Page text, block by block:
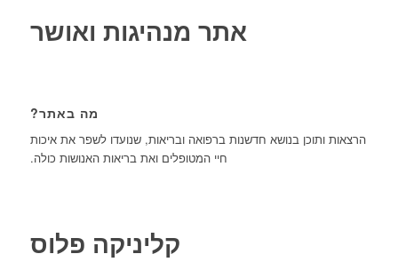
אתר מנהיגות ואושר
מה באתר?
הרצאות ותוכן בנושא חדשנות ברפואה ובריאות, שנועדו לשפר את איכות
חיי המטופלים ואת בריאות האנושות כולה.
קליניקה פלוס